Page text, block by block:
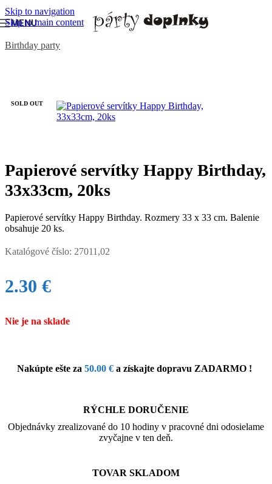
Skip to navigation
Skip to main content
MENU
OSLAVY A PÁRTY Tematické oslavy
Birthday party
SOLD OUT
Papierové servítky Happy Birthday,
33x33cm, 20ks
Papierové servítky Happy Birthday. Rozmery 33 x 33 cm. Balenie
obsahuje 20 ks.
Katalógové číslo: 27011,02
2.30 €
Nie je na sklade
Nakúpte ešte za 50.00 € a získajte dopravu ZADARMO !
RÝCHLE DORUČENIE
Objednávky zrealizované do 10 hodiny v pracovné dni odosielame
zvyčajne v ten deň.
TOVAR SKLADOM